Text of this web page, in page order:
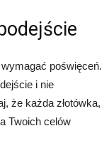
poświęceń.
i nie
że każda złotówka,
Twoich celów